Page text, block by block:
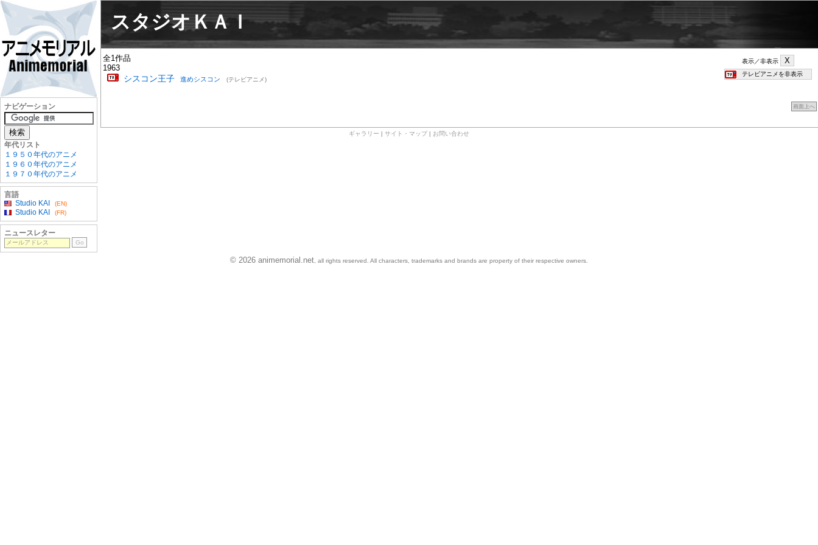
スタジオＫＡＩ
表示／非表示
全1作品
1963
シスコン王子 進めシスコン (テレビアニメ)
画面上へ
ギャラリー サイト・マップ お問い合わせ
ナビゲーション
年代リスト
１９５０年代のアニメ
１９６０年代のアニメ
１９７０年代のアニメ
言語
Studio KAI
(EN)
Studio KAI (FR)
ニュースレター
© 2026 animemorial.net , all rights reserved. All characters, trademarks and brands are property of their respective owners.